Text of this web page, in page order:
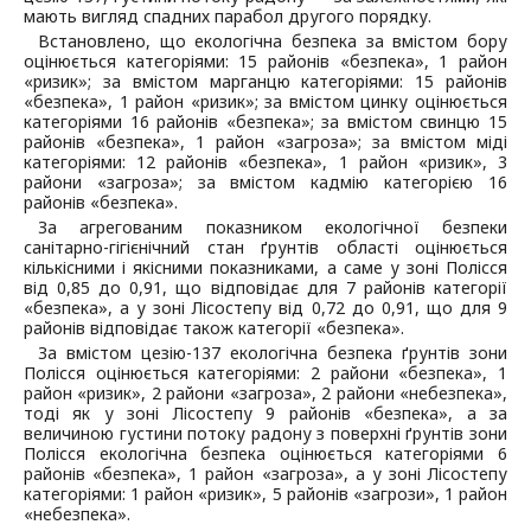
мають вигляд спадних парабол другого порядку.
Встановлено, що екологічна безпека за вмістом бору
оцінюється категоріями: 15 районів «безпека», 1 район
«ризик»; за вмістом марганцю категоріями: 15 районів
«безпека», 1 район «ризик»; за вмістом цинку оцінюється
категоріями 16 районів «безпека»; за вмістом свинцю 15
районів «безпека», 1 район «загроза»; за вмістом міді
категоріями: 12 районів «безпека», 1 район «ризик», 3
райони «загроза»; за вмістом кадмію категорією 16
районів «безпека».
За агрегованим показником екологічної безпеки
санітарно-гігієнічний стан ґрунтів області оцінюється
кількісними і якісними показниками, а саме у зоні Полісся
від 0,85 до 0,91, що відповідає для 7 районів категорії
«безпека», а у зоні Лісостепу від 0,72 до 0,91, що для 9
районів відповідає також категорії «безпека».
За вмістом цезію-137 екологічна безпека ґрунтів зони
Полісся оцінюється категоріями: 2 райони «безпека», 1
район «ризик», 2 райони «загроза», 2 райони «небезпека»,
тоді як у зоні Лісостепу 9 районів «безпека», а за
величиною густини потоку радону з поверхні ґрунтів зони
Полісся екологічна безпека оцінюється категоріями 6
районів «безпека», 1 район «загроза», а у зоні Лісостепу
категоріями: 1 район «ризик», 5 районів «загрози», 1 район
«небезпека».